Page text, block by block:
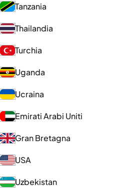
Tanzania
Thailandia
Turchia
Uganda
Ucraina
Emirati Arabi Uniti
Gran Bretagna
USA
Uzbekistan